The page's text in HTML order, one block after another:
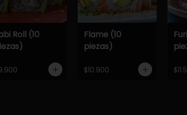
Roll (10
Flame (10
piezas)
$10.900